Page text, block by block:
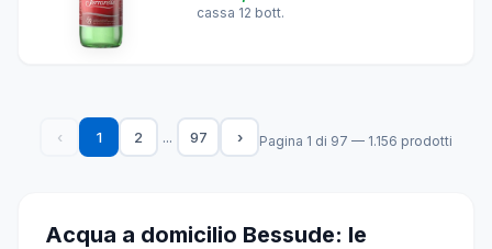
cassa 12 bott.
‹ 1 2 ... 97 › Pagina 1 di 97 — 1.156 prodotti
Acqua a domicilio Bessude: le